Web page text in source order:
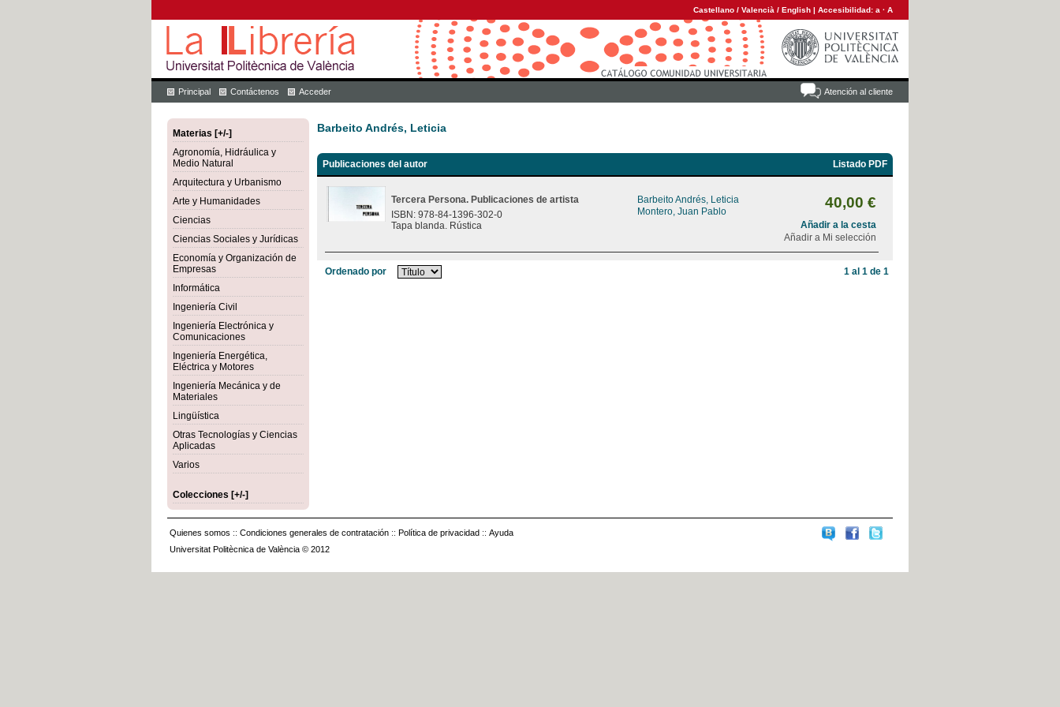
Castellano / Valencià / English | Accesibilidad: a · A
Atención al cliente
Principal Contáctenos Acceder
Materias [+/-]
Agronomía, Hidráulica y
Medio Natural
Arquitectura y Urbanismo
Arte y Humanidades
Ciencias
Ciencias Sociales y Jurídicas
Economía y Organización de
Empresas
Informática
Ingeniería Civil
Ingeniería Electrónica y
Comunicaciones
Ingeniería Energética,
Eléctrica y Motores
Ingeniería Mecánica y de
Materiales
Lingüística
Otras Tecnologías y Ciencias
Aplicadas
Varios
Colecciones [+/-]
Barbeito Andrés, Leticia
Publicaciones del autor Listado PDF
Tercera Persona. Publicaciones de artista
ISBN: 978-84-1396-302-0
Tapa blanda. Rústica
Barbeito Andrés, Leticia
Montero, Juan Pablo
40,00 €
Añadir a la cesta
Añadir a Mi selección
Ordenado por 1 al 1 de 1
Quienes somos :: Condiciones generales de contratación :: Política de privacidad :: Ayuda
Universitat Politècnica de València © 2012